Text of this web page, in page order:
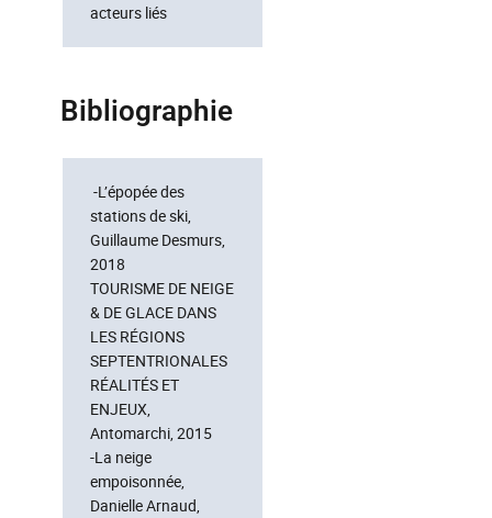
acteurs liés
Bibliographie
-L’épopée des
stations de ski,
Guillaume Desmurs,
2018
TOURISME DE NEIGE
& DE GLACE DANS
LES RÉGIONS
SEPTENTRIONALES
RÉALITÉS ET
ENJEUX,
Antomarchi, 2015
-La neige
empoisonnée,
Danielle Arnaud,